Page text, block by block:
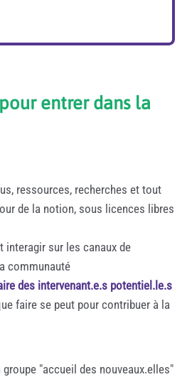
entrer dans la
ressources, recherches et tout
de la notion, sous licences libres
interagir sur les canaux de
communauté
des intervenant.e.s potentiel.le.s
faire se peut pour contribuer à la
"accueil des nouveaux.elles"